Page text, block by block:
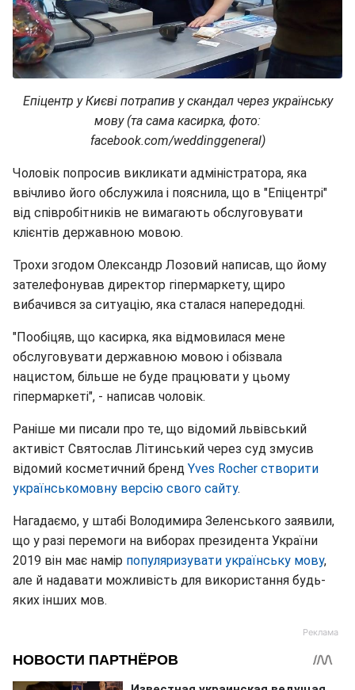
Епіцентр у Києві потрапив у скандал через українську
мову (та сама касирка, фото:
facebook.com/weddinggeneral)
Чоловік попросив викликати адміністратора, яка
ввічливо його обслужила і пояснила, що в "Епіцентрі"
від співробітників не вимагають обслуговувати
клієнтів державною мовою.
Трохи згодом Олександр Лозовий написав, що йому
зателефонував директор гіпермаркету, щиро
вибачився за ситуацію, яка сталася напередодні.
"Пообіцяв, що касирка, яка відмовилася мене
обслуговувати державною мовою і обізвала
нацистом, більше не буде працювати у цьому
гіпермаркеті", - написав чоловік.
Раніше ми писали про те, що відомий львівський
активіст Святослав Літинський через суд змусив
відомий косметичний бренд Yves Rocher створити
українськомовну версію свого сайту.
Нагадаємо, у штабі Володимира Зеленського заявили,
що у разі перемоги на виборах президента України
2019 він має намір популяризувати українську мову,
але й надавати можливість для використання будь-
яких інших мов.